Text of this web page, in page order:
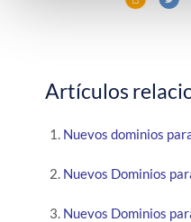
Artículos
Nuevos dominios
Nuevos Dominios
Nuevos Dominios